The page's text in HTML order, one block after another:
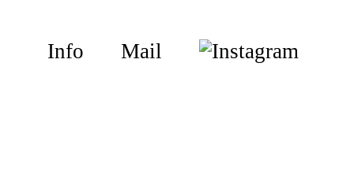
Info Mail